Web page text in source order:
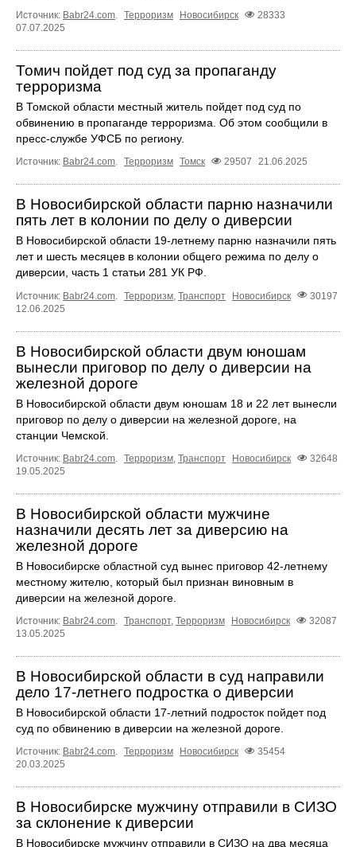
Источник: Babr24.com. Терроризм Новосибирск
28333
07.07.2025
Томич пойдет под суд за пропаганду
терроризма
В Томской области местный житель пойдет под суд по
обвинению в пропаганде терроризма. Об этом сообщили в
пресс-службе УФСБ по региону.
Источник: Babr24.com. Терроризм Томск 29507 21.06.2025
В Новосибирской области парню назначили
пять лет в колонии по делу о диверсии
В Новосибирской области 19-летнему парню назначили пять
лет и шесть месяцев в колонии общего режима по делу о
диверсии, часть 1 статьи 281 УК РФ.
Источник: Babr24.com Терроризм Транспорт Новосибирск
30197
12.06.2025
В Новосибирской области двум юношам
вынесли приговор по делу о диверсии на
железной дороге
В Новосибирской области двум юношам 18 и 22 лет вынесли
приговор по делу о диверсии на железной дороге, на
станции Чемской.
Источник: Babr24.com Терроризм Транспорт Новосибирск
32648
19.05.2025
В Новосибирской области мужчине
назначили десять лет за диверсию на
железной дороге
В Новосибирске областной суд вынес приговор 42-летнему
местному жителю, который был признан виновным в
диверсии на железной дороге.
Источник: Babr24.com Транспорт, Терроризм Новосибирск
32087
13.05.2025
В Новосибирской области в суд направили
дело 17-летнего подростка о диверсии
В Новосибирской области 17-летний подросток пойдет под
суд по обвинению в диверсии на железной дороге.
Источник: Babr24.com. Терроризм Новосибирск
35454
20.03.2025
В Новосибирске мужчину отправили в СИЗО
за склонение к диверсии
В Новосибирске мужчину отправили в СИЗО на два месяца